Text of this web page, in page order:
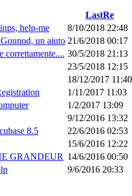
LastRe
help-me
8/10/2018 22:48
un aiuto 21/6/2018 00:17
30/5/2018 21:13
23/5/2018 12:15
18/12/2017 11:40
1/11/2017 11:03
1/2/2017 13:09
9/12/2016 13:32
8.5
22/6/2016 02:53
15/6/2016 12:22
GRANDEUR 14/6/2016 00:50
9/6/2016 20:33